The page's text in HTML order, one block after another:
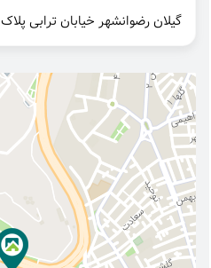
گیلان رضوانشهر خیابان ترابی پلاک 13